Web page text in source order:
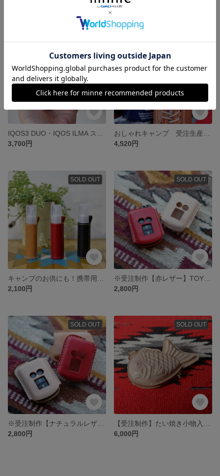
3,700円
4,520円
SOLD OUT
2,100円
SOLD OUT
2,800円
SOLD OUT
2,800円
SOLD OUT
6,000円